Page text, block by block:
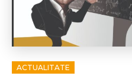
ACTUALITATE